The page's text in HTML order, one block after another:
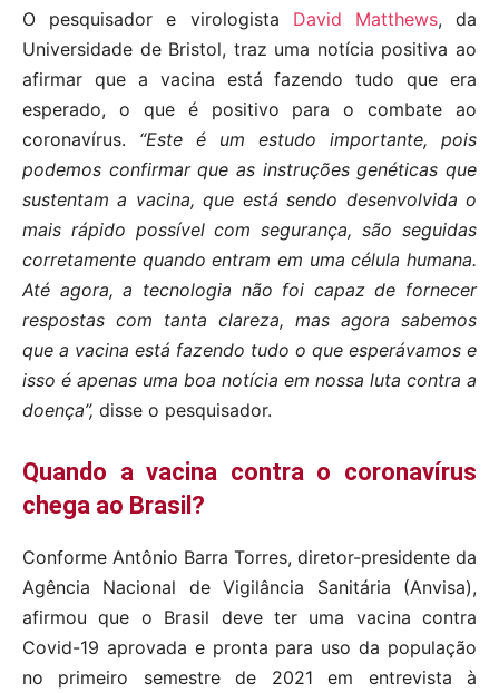
O pesquisador e virologista David Matthews, da
Universidade de Bristol, traz uma notícia positiva ao
afirmar que a vacina está fazendo tudo que era
esperado, o que é positivo para o combate ao
coronavírus. “Este é um estudo importante, pois
podemos confirmar que as instruções genéticas que
sustentam a vacina, que está sendo desenvolvida o
mais rápido possível com segurança, são seguidas
corretamente quando entram em uma célula humana.
Até agora, a tecnologia não foi capaz de fornecer
respostas com tanta clareza, mas agora sabemos
que a vacina está fazendo tudo o que esperávamos e
isso é apenas uma boa notícia em nossa luta contra a
doença”, disse o pesquisador.
Quando a vacina contra o coronavírus
chega ao Brasil?
Conforme Antônio Barra Torres, diretor-presidente da
Agência Nacional de Vigilância Sanitária (Anvisa),
afirmou que o Brasil deve ter uma vacina contra
Covid-19 aprovada e pronta para uso da população
no primeiro semestre de 2021 em entrevista à